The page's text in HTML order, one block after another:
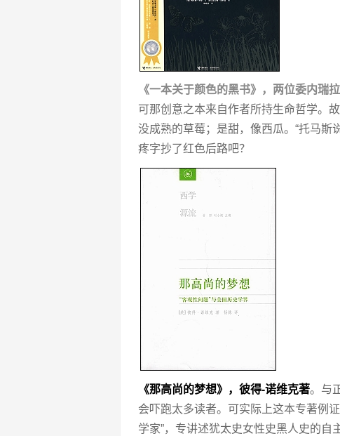
《一本关于颜色的黑书》，两位委内瑞
可那创意之本来自作者所持生命哲学。
没成熟的草莓；是甜，像西瓜。“托马斯
疼字抄了红色后路吧？
《那高尚的梦想》，彼得-诺维克著。与
会吓跑太多读者。可实际上这本专著例
学家”，专讲述犹太史女性史黑人史的